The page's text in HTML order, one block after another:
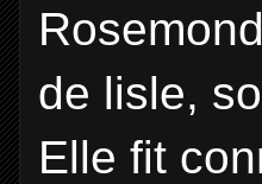
de lisle,
Elle fit